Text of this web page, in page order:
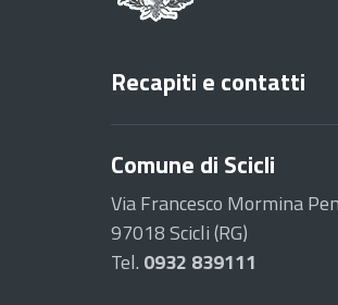
Recapiti e contatti
Comune di Scicli
Via Francesco Mormina
97018 Scicli (RG)
Tel. 0932 839111